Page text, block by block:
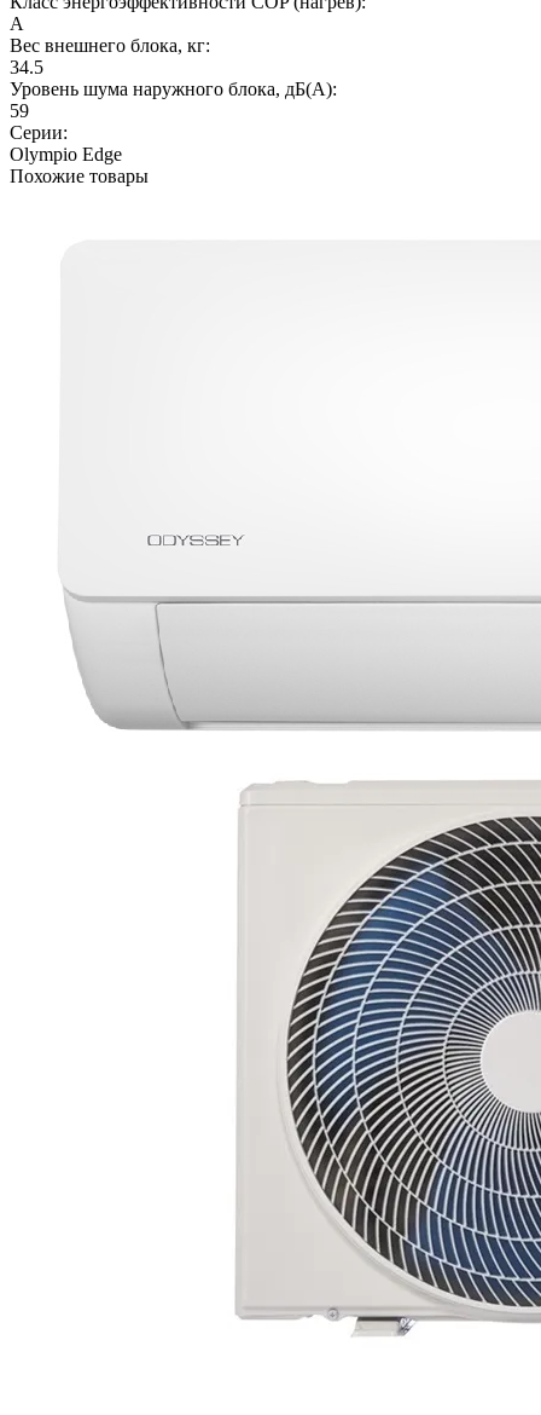
A
Вес внешнего блока, кг:
34.5
Уровень шума наружного блока, дБ(А):
59
Серии:
Olympio Edge
Похожие товары